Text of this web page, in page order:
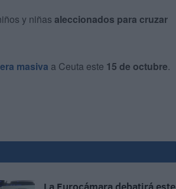
y niñas aleccionados para cruzar
masiva a Ceuta este 15 de octubre.
La Eurocámara debatirá este